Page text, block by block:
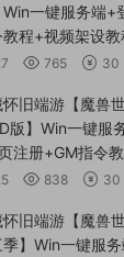
Win一键服务端+
程+视频架设教
765 30
怀旧端游【魔兽
版】Win一键服
注册+GM指令
838 30
怀旧端游【魔兽
季】Win一键服